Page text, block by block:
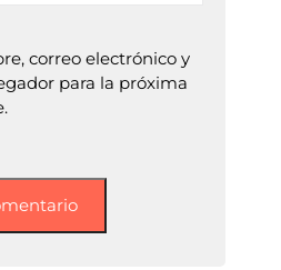
correo electrónico y
para la próxima